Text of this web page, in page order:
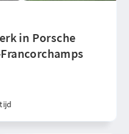
in Porsche